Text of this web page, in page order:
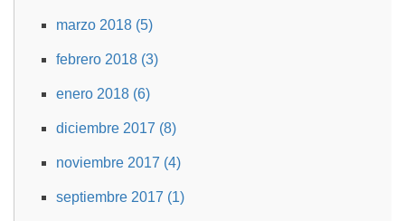
marzo 2018 (5)
febrero 2018 (3)
enero 2018 (6)
diciembre 2017 (8)
noviembre 2017 (4)
septiembre 2017 (1)